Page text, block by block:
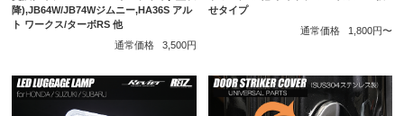
降),JB64W/JB74Wジムニー,HA36S アル
ト ワークス/ターボRS 他
通常価格
3,500円
せタイプ
通常価格
1,800円〜